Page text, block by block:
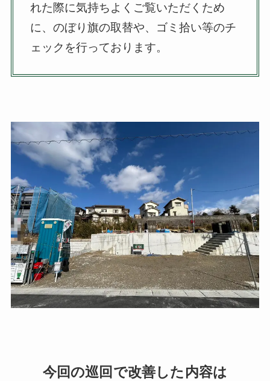
れた際に気持ちよくご覧いただくため
に、のぼり旗の取替や、ゴミ拾い等のチ
ェックを行っております。
今回の巡回で改善した内容は